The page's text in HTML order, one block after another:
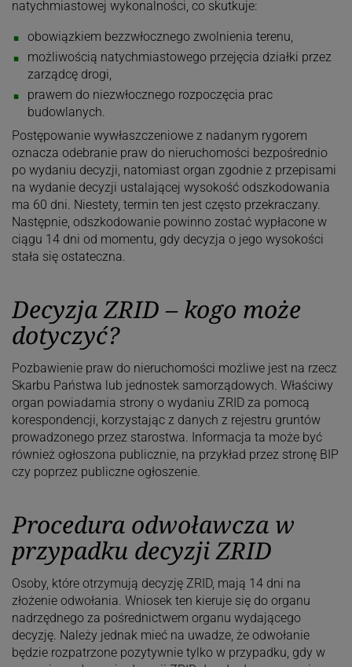
natychmiastowej wykonalności, co skutkuje:
obowiązkiem bezzwłocznego zwolnienia terenu,
możliwością natychmiastowego przejęcia działki przez
zarządcę drogi,
prawem do niezwłocznego rozpoczęcia prac
budowlanych.
Postępowanie wywłaszczeniowe z nadanym rygorem
oznacza odebranie praw do nieruchomości bezpośrednio
po wydaniu decyzji, natomiast organ zgodnie z przepisami
na wydanie decyzji ustalającej wysokość odszkodowania
ma 60 dni. Niestety, termin ten jest często przekraczany.
Następnie, odszkodowanie powinno zostać wypłacone w
ciągu 14 dni od momentu, gdy decyzja o jego wysokości
stała się ostateczna.
Decyzja ZRID – kogo może
dotyczyć?
Pozbawienie praw do nieruchomości możliwe jest na rzecz
Skarbu Państwa lub jednostek samorządowych. Właściwy
organ powiadamia strony o wydaniu ZRID za pomocą
korespondencji, korzystając z danych z rejestru gruntów
prowadzonego przez starostwa. Informacja ta może być
również ogłoszona publicznie, na przykład przez stronę BIP
czy poprzez publiczne ogłoszenie.
Procedura odwoławcza w
przypadku decyzji ZRID
Osoby, które otrzymują decyzję ZRID, mają 14 dni na
złożenie odwołania. Wniosek ten kieruje się do organu
nadrzędnego za pośrednictwem organu wydającego
decyzję. Należy jednak mieć na uwadze, że odwołanie
będzie rozpatrzone pozytywnie tylko w przypadku, gdy w